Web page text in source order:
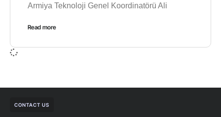
Armiya Teknoloji Genel Koordinatörü Ali
Read more
CONTACT US